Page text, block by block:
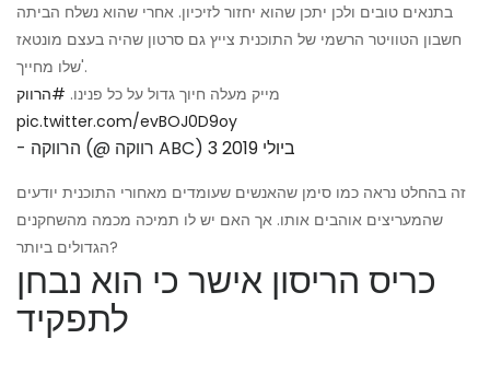
בתנאים טובים ולכן יתכן שהוא יחזור לזיכיון. אחרי שהוא נשלח הביתה
חשבון הטוויטר הרשמי של התוכנית צייץ גם סרטון שהיה בעצם מונטאז
'שלו מחייך.
מייק מעלה חיוך גדול על כל פנינו. #הרווק
pic.twitter.com/evBOJ0D9oy
- הרווקה (@ רווקה ABC) 3 ביולי 2019
זה בהחלט נראה כמו סימן שהאנשים שעומדים מאחורי התוכנית יודעים
שהמעריצים אוהבים אותו. אך האם יש לו תמיכה מכמה מהשחקנים
הגדולים ביותר?
כריס הריסון אישר כי הוא נבחן
לתפקיד